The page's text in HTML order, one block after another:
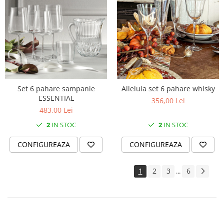
Set 6 pahare sampanie
ESSENTIAL
483,00 Lei
2 IN STOC
CONFIGUREAZA
Alleluia set 6 pahare whisky
356,00 Lei
2 IN STOC
CONFIGUREAZA
1 2 3 ... 6